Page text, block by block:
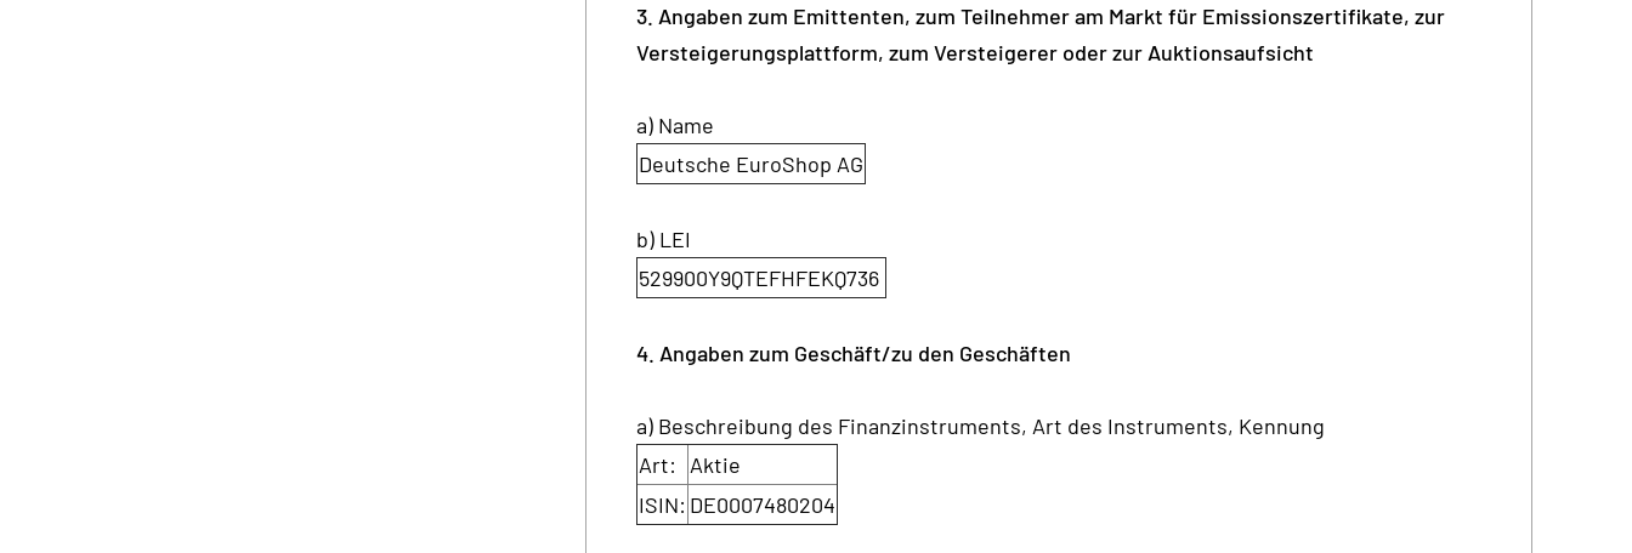
3. Angaben zum Emittenten, zum Teilnehmer am Markt für Emissionszertifikate, zur
Versteigerungsplattform, zum Versteigerer oder zur Auktionsaufsicht
a) Name
Deutsche EuroShop AG
b) LEI
529900Y9QTEFHFEKQ736
4. Angaben zum Geschäft/zu den Geschäften
a) Beschreibung des Finanzinstruments, Art des Instruments, Kennung
Art:
Aktie
ISIN: DE0007480204